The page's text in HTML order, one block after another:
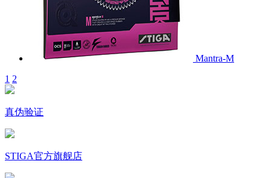
Mantra-M
1 2
真伪验证
STIGA官方旗舰店